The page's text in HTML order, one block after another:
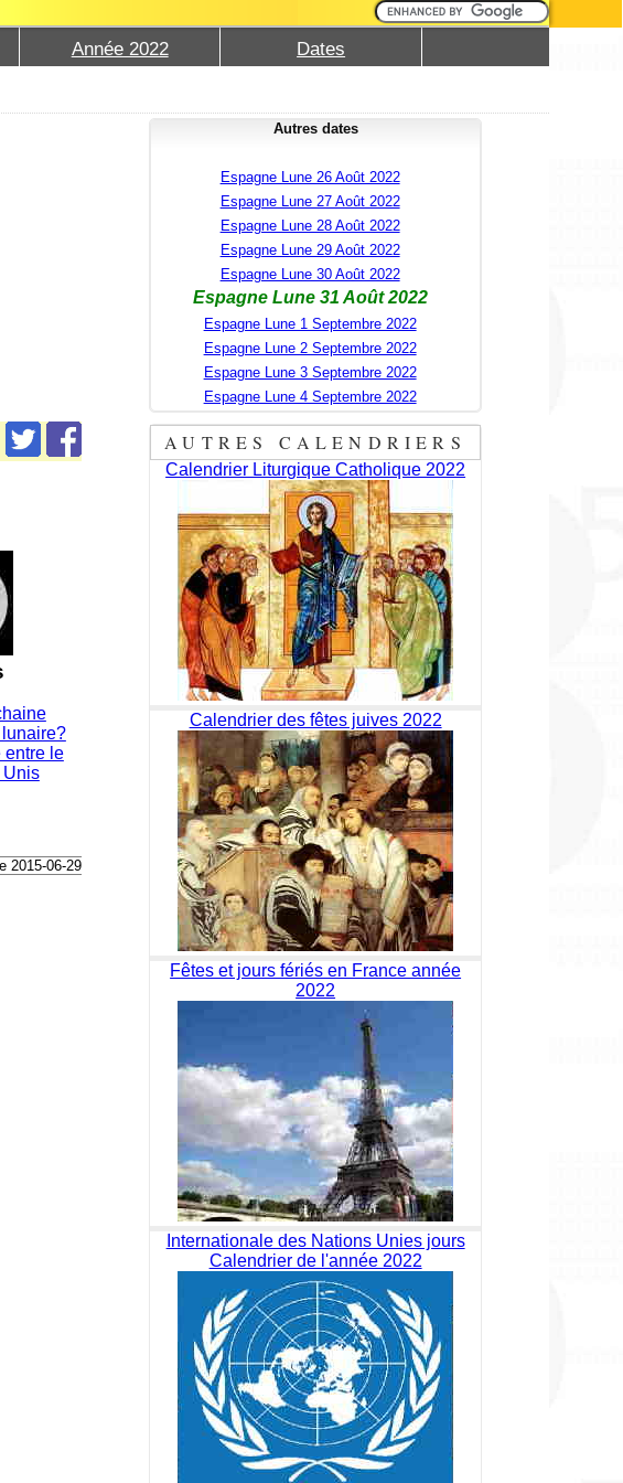
Année 2022 Dates
entre le
Unis
2015-06-29
Autres dates
Espagne Lune 26 Août 2022
Espagne Lune 27 Août 2022
Espagne Lune 28 Août 2022
Espagne Lune 29 Août 2022
Espagne Lune 30 Août 2022
Espagne Lune 31 Août 2022
Espagne Lune 1 Septembre 2022
Espagne Lune 2 Septembre 2022
Espagne Lune 3 Septembre 2022
Espagne Lune 4 Septembre 2022
AUTRES CALENDRIERS
Calendrier Liturgique Catholique 2022
Calendrier des fêtes juives 2022
Fêtes et jours fériés en France année
2022
Internationale des Nations Unies jours
Calendrier de l'année 2022